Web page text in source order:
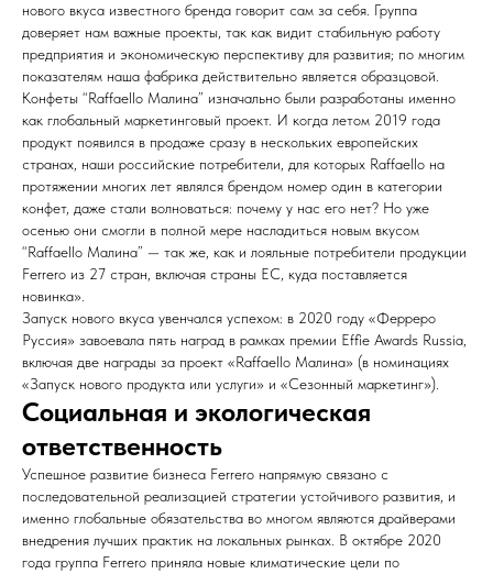
нового вкуса известного бренда говорит сам за себя. Группа
доверяет нам важные проекты, так как видит стабильную работу
предприятия и экономическую перспективу для развития; по многим
показателям наша фабрика действительно является образцовой.
Конфеты “Raffaello Малина” изначально были разработаны именно
как глобальный маркетинговый проект. И когда летом 2019 года
продукт появился в продаже сразу в нескольких европейских
странах, наши российские потребители, для которых Raffaello на
протяжении многих лет являлся брендом номер один в категории
конфет, даже стали волноваться: почему у нас его нет? Но уже
осенью они смогли в полной мере насладиться новым вкусом
“Raffaello Малина” — так же, как и лояльные потребители продукции
Ferrero из 27 стран, включая страны ЕС, куда поставляется
новинка».
Запуск нового вкуса увенчался успехом: в 2020 году «Ферреро
Руссия» завоевала пять наград в рамках премии Effie Awards Russia,
включая две награды за проект «Raffaello Малина» (в номинациях
«Запуск нового продукта или услуги» и «Сезонный маркетинг»).
Социальная и экологическая
ответственность
Успешное развитие бизнеса Ferrero напрямую связано с
последовательной реализацией стратегии устойчивого развития, и
именно глобальные обязательства во многом являются драйверами
внедрения лучших практик на локальных рынках. В октябре 2020
года группа Fеrrеrо приняла новые климатические цели по